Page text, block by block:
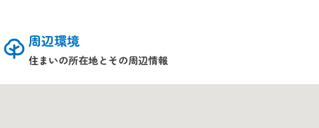
周辺環境
住まいの所在地とその周辺情報